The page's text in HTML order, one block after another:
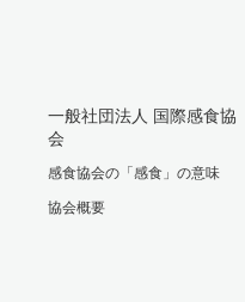
一般社団法人 国際感食協
会
感食協会の「感食」の意味
協会概要